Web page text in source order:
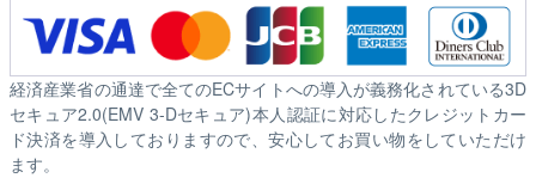
経済産業省の通達で全てのECサイトへの導入が義務化されている3D
セキュア2.0(EMV 3-Dセキュア)本人認証に対応したクレジットカー
ド決済を導入しておりますので、安心してお買い物をしていただけ
ます。